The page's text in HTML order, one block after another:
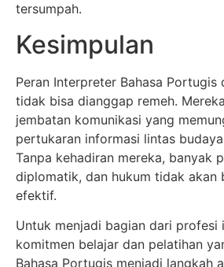
tersumpah.
Kesimpulan
Peran Interpreter Bahasa Portugis
tidak bisa dianggap remeh.
jembatan komunikasi yang
pertukaran informasi lintas
Tanpa kehadiran mereka, banyak
diplomatik, dan hukum tidak akan
efektif.
Untuk menjadi bagian dari profesi
komitmen belajar dan pelatihan
Bahasa Portugis menjadi langkah